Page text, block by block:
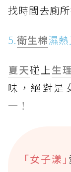
找時間去廁
5.衛生棉濕
夏天碰上生
味，絕對是
一！
｢女子漾｣